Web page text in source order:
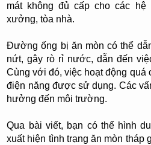
mát không đủ cấp cho các hệ
xưởng, tòa nhà.
Đường ống bị ăn mòn có thể
nứt, gây rò rỉ nước, dẫn đến
Cùng với đó, việc hoạt động quá
điện năng được sử dụng. Các
hưởng đến môi trường.
Qua bài viết, bạn có thể hình
xuất hiện tình trạng ăn mòn tháp